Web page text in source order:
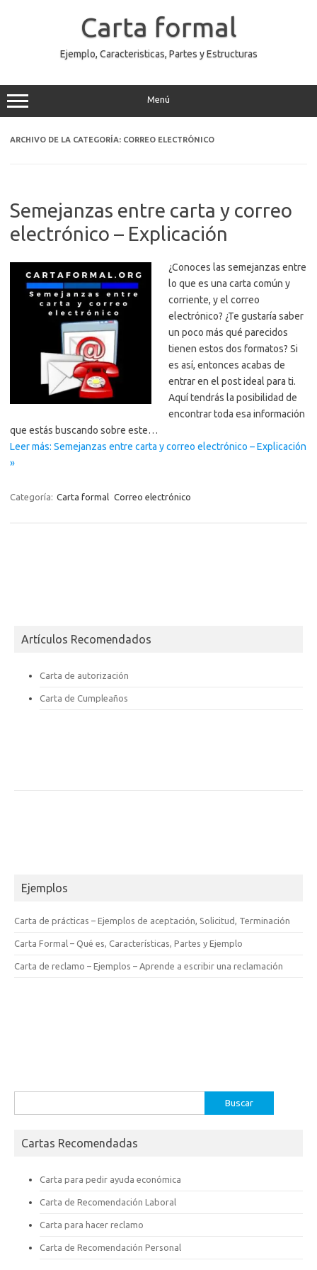
Carta formal
Ejemplo, Caracteristicas, Partes y Estructuras
Menú
ARCHIVO DE LA CATEGORÍA: CORREO ELECTRÓNICO
Semejanzas entre carta y correo
electrónico – Explicación
¿Conoces las semejanzas entre
lo que es una carta común y
corriente, y el correo
electrónico? ¿Te gustaría saber
un poco más qué parecidos
tienen estos dos formatos? Si
es así, entonces acabas de
entrar en el post ideal para ti.
Aquí tendrás la posibilidad de
encontrar toda esa información
que estás buscando sobre este…
Leer más: Semejanzas entre carta y correo electrónico – Explicación
»
Categoría: Carta formal Correo electrónico
Artículos Recomendados
Carta de autorización
Carta de Cumpleaños
Ejemplos
Carta de prácticas – Ejemplos de aceptación, Solicitud, Terminación
Carta Formal – Qué es, Características, Partes y Ejemplo
Carta de reclamo – Ejemplos – Aprende a escribir una reclamación
Cartas Recomendadas
Carta para pedir ayuda económica
Carta de Recomendación Laboral
Carta para hacer reclamo
Carta de Recomendación Personal